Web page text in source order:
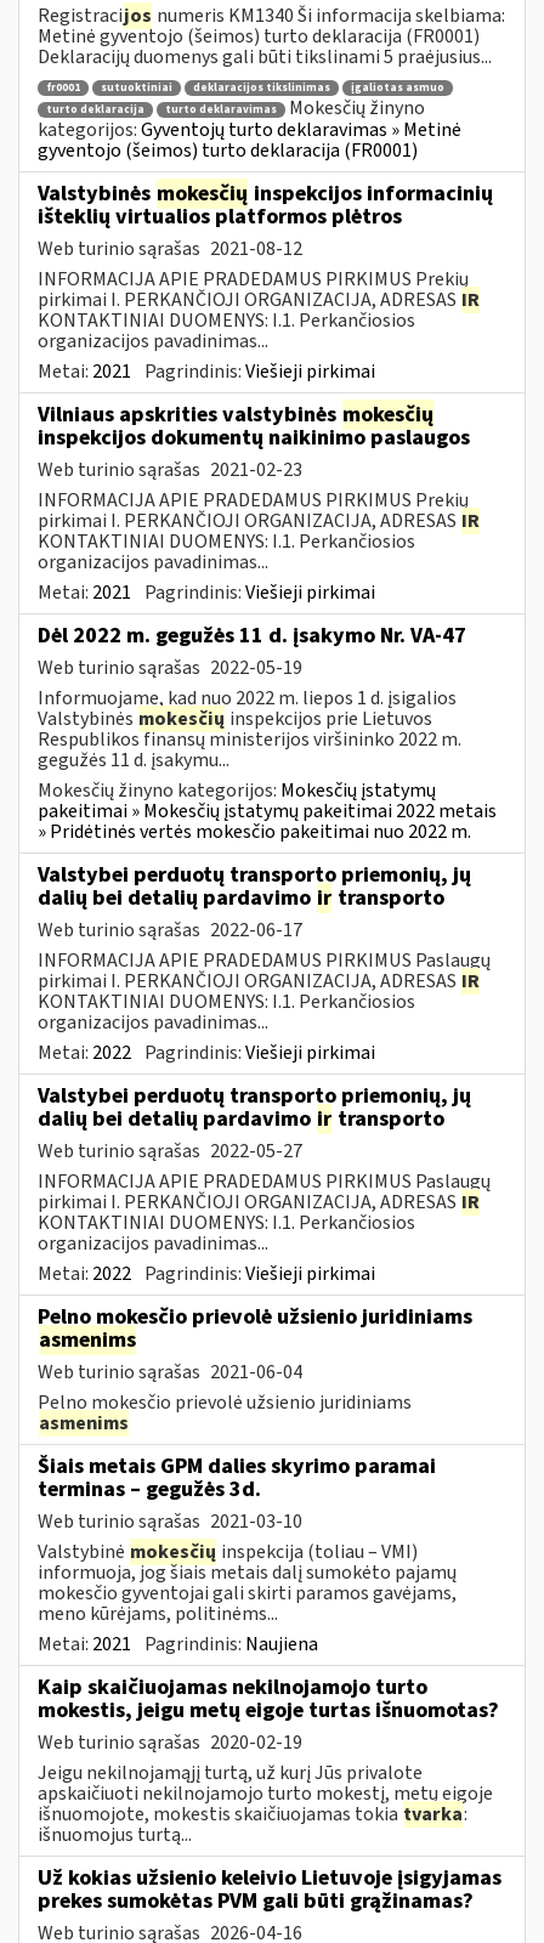
Registracijos numeris KM1340 Ši informacija skelbiama:
Metinė gyventojo (šeimos) turto deklaracija (FR0001)
Deklaracijų duomenys gali būti tikslinami 5 praėjusius...
fr0001 sutuoktiniai deklaracijos tikslinimas
įgaliotas asmuo
turto deklaracija
turto deklaravimas
Mokesčių žinyno
kategorijos:Gyventojų turto deklaravimas » Metinė
gyventojo (šeimos) turto deklaracija (FR0001)
Valstybinės mokesčių inspekcijos informacinių
išteklių virtualios platformos plėtros
Web turinio sąrašas 2021-08-12
INFORMACIJA APIE PRADEDAMUS PIRKIMUS Prekių
pirkimai I. PERKANČIOJI ORGANIZACIJA, ADRESAS IR
KONTAKTINIAI DUOMENYS: I.1. Perkančiosios
organizacijos pavadinimas...
Metai: 2021 Pagrindinis:Viešieji pirkimai
Vilniaus apskrities valstybinės mokesčių
inspekcijos dokumentų naikinimo paslaugos
Web turinio sąrašas 2021-02-23
INFORMACIJA APIE PRADEDAMUS PIRKIMUS Prekių
pirkimai I. PERKANČIOJI ORGANIZACIJA, ADRESAS IR
KONTAKTINIAI DUOMENYS: I.1. Perkančiosios
organizacijos pavadinimas...
Metai: 2021 Pagrindinis:Viešieji pirkimai
Dėl 2022 m. gegužės 11 d. įsakymo Nr. VA-47
Web turinio sąrašas 2022-05-19
Informuojame, kad nuo 2022 m. liepos 1 d. įsigalios
Valstybinės mokesčių inspekcijos prie Lietuvos
Respublikos finansų ministerijos viršininko 2022 m.
gegužės 11 d. įsakymu...
Mokesčių žinyno kategorijos: Mokesčių įstatymų
pakeitimai » Mokesčių įstatymų pakeitimai 2022 metais
» Pridėtinės vertės mokesčio pakeitimai nuo 2022 m.
Valstybei perduotų transporto priemonių, jų
dalių bei detalių pardavimo ir transporto
Web turinio sąrašas 2022-06-17
INFORMACIJA APIE PRADEDAMUS PIRKIMUS Paslaugų
pirkimai I. PERKANČIOJI ORGANIZACIJA, ADRESAS IR
KONTAKTINIAI DUOMENYS: I.1. Perkančiosios
organizacijos pavadinimas...
Metai: 2022 Pagrindinis:Viešieji pirkimai
Valstybei perduotų transporto priemonių, jų
dalių bei detalių pardavimo ir transporto
Web turinio sąrašas 2022-05-27
INFORMACIJA APIE PRADEDAMUS PIRKIMUS Paslaugų
pirkimai I. PERKANČIOJI ORGANIZACIJA, ADRESAS IR
KONTAKTINIAI DUOMENYS: I.1. Perkančiosios
organizacijos pavadinimas...
Metai: 2022 Pagrindinis:Viešieji pirkimai
Pelno mokesčio prievolė užsienio juridiniams
asmenims
Web turinio sąrašas 2021-06-04
Pelno mokesčio prievolė užsienio juridiniams
asmenims
Šiais metais GPM dalies skyrimo paramai
terminas – gegužės 3d.
Web turinio sąrašas 2021-03-10
Valstybinė mokesčių inspekcija (toliau – VMI)
informuoja, jog šiais metais dalį sumokėto pajamų
mokesčio gyventojai gali skirti paramos gavėjams,
meno kūrėjams, politinėms...
Metai: 2021 Pagrindinis: Naujiena
Kaip skaičiuojamas nekilnojamojo turto
mokestis, jeigu metų eigoje turtas išnuomotas?
Web turinio sąrašas 2020-02-19
Jeigu nekilnojamąjį turtą, už kurį Jūs privalote
apskaičiuoti nekilnojamojo turto mokestį, metų eigoje
išnuomojote, mokestis skaičiuojamas tokia tvarka:
išnuomojus turtą...
Už kokias užsienio keleivio Lietuvoje įsigyjamas
prekes sumokėtas PVM gali būti grąžinamas?
Web turinio sąrašas 2026-04-16